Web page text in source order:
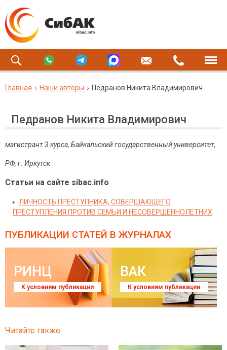
Главная Наши авторы Педранов Никита Владимирович
Педранов Никита Владимирович
магистрант 3 курса, Байкальский государственный университет,
РФ, г. Иркутск
Статьи на сайте sibac.info
ЛИЧНОСТЬ ПРЕСТУПНИКА, СОВЕРШАЮЩЕГО
ПРЕСТУПЛЕНИЯ ПРОТИВ СЕМЬИ И НЕСОВЕРШЕННОЛЕТНИХ
ПУБЛИКАЦИИ СТАТЕЙ В ЖУРНАЛАХ
РИНЦ
К условиям публикации
ВАК
К условиям публикации
Читайте также